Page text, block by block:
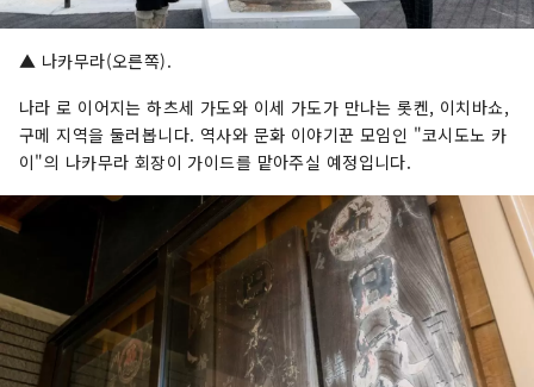
▲ 나카무라(오른쪽).
나라 로 이어지는 하츠세 가도와 이세 가도가 만나는 롯켄, 이치바쇼,
구메 지역을 둘러봅니다. 역사와 문화 이야기꾼 모임인 "코시도노 카
이"의 나카무라 회장이 가이드를 맡아주실 예정입니다.